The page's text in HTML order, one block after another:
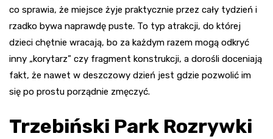
co sprawia, że miejsce żyje praktycznie przez cały tydzień i
rzadko bywa naprawdę puste. To typ atrakcji, do której
dzieci chętnie wracają, bo za każdym razem mogą odkryć
inny „korytarz” czy fragment konstrukcji, a dorośli doceniają
fakt, że nawet w deszczowy dzień jest gdzie pozwolić im
się po prostu porządnie zmęczyć.
Trzebiński Park Rozrywki